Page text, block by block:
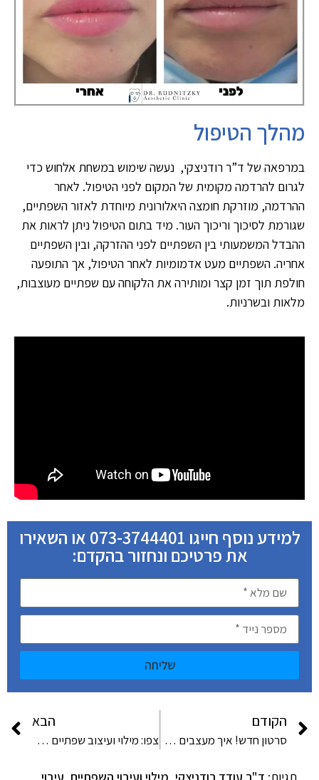
מהלך הטיפול
במרפאה של ד”ר רודניצקי, נעשה שימוש במשחת אלחוש כדי
לגרום להרדמה מקומית של המקום לפני הטיפול. לאחר
ההרדמה, מוזרקת חומצה היאלורונית מיוחדת לאזור השפתיים,
שגורמת לסיכוך וריכוך העור. מיד בתום הטיפול ניתן לראות את
ההבדל המשמעותי בין השפתיים לפני ההזרקה, ובין השפתיים
אחריה. השפתיים מעט אדמומיות לאחר הטיפול, אך התופעה
חולפת תוך זמן קצר ומותירה את הלקוחה עם שפתיים מעוצבות,
מלאות ובשרניות.
למידע נוסף חייגו 073-3744401 או השאירו
את פרטיכם ונחזור בהקדם:
שליחה
הקודם
סרטון חדש! איך מעצבים שפתיים בצורה סימטרית?
הבא
צפו: מילוי ועיצוב שפתיים לתחושת מלאות וחושניות – "התוצאה המחמיאה ביותר"